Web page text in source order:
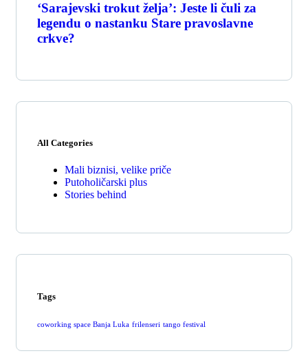
‘Sarajevski trokut želja’: Jeste li čuli za
legendu o nastanku Stare pravoslavne
crkve?
All Categories
Mali biznisi, velike priče
Putoholičarski plus
Stories behind
Tags
coworking space Banja Luka frilenseri tango festival